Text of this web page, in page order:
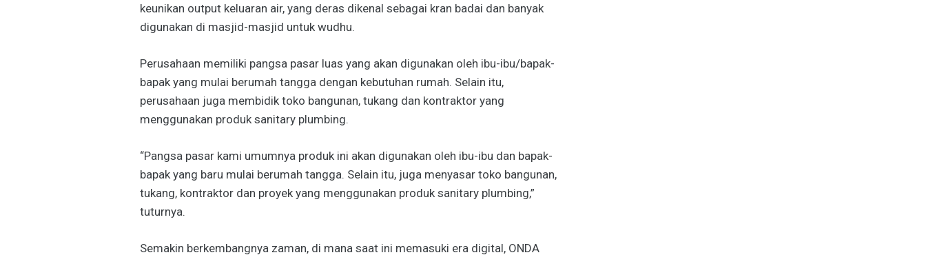
keunikan output keluaran air, yang deras dikenal sebagai kran badai dan banyak
digunakan di masjid-masjid untuk wudhu.
Perusahaan memiliki pangsa pasar luas yang akan digunakan oleh ibu-ibu/bapak-
bapak yang mulai berumah tangga dengan kebutuhan rumah. Selain itu,
perusahaan juga membidik toko bangunan, tukang dan kontraktor yang
menggunakan produk sanitary plumbing.
“Pangsa pasar kami umumnya produk ini akan digunakan oleh ibu-ibu dan bapak-
bapak yang baru mulai berumah tangga. Selain itu, juga menyasar toko bangunan,
tukang, kontraktor dan proyek yang menggunakan produk sanitary plumbing,”
tuturnya.
Semakin berkembangnya zaman, di mana saat ini memasuki era digital, ONDA